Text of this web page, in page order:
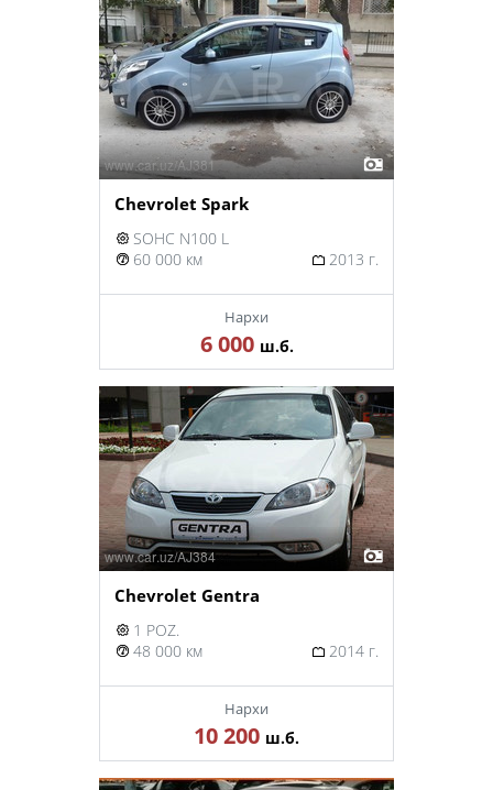
Chevrolet Spark
SOHC N100 L
60 000 км
2013 г.
Нархи
6 000 ш.б.
Chevrolet Gentra
1 POZ.
48 000 км
2014 г.
Нархи
10 200 ш.б.